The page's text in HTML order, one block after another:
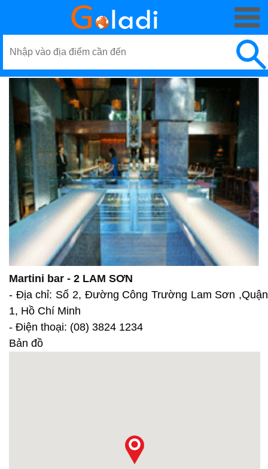
Martini bar - 2 LAM SƠN
- Địa chỉ: Số 2, Đường Công Trường Lam Sơn ,Quận
1, Hồ Chí Minh
- Điện thoại: (08) 3824 1234
Bản đồ